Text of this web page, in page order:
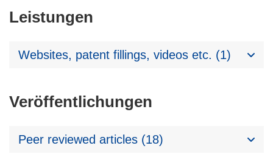
Leistungen
Websites, patent fillings, videos etc. (1)
Veröffentlichungen
Peer reviewed articles (18)